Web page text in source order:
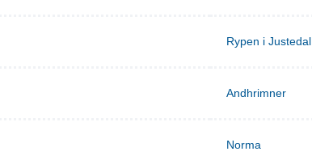
Rypen i Justedal
Andhrimner
Norma